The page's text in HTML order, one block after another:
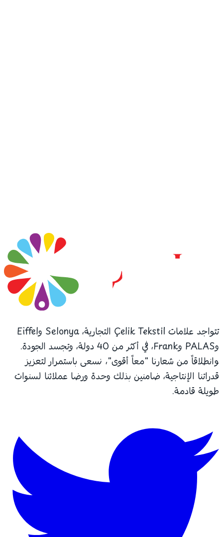
تتواجد علامات Çelik Tekstil التجارية، Selonya وEiffel
وPALAS وFrank، في أكثر من 40 دولة، وتجسد الجودة.
وانطلاقاً من شعارنا "معاً أقوى"، نسعى باستمرار لتعزيز
قدراتنا الإنتاجية، ضامنين بذلك وحدة ورضا عملائنا لسنوات
طويلة قادمة.